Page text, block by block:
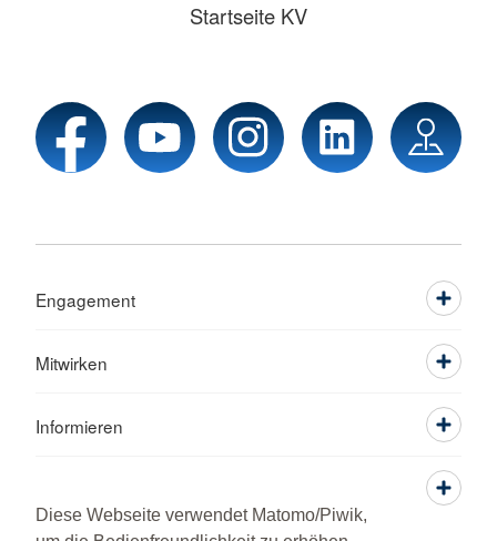
Diese Webseite verwendet Matomo/Piwik,
Startseite KV
Engagement
Mitwirken
Informieren